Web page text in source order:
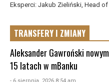
Eksperci: Jakub Zieliński, Head of
TRANSFERY I ZMIANY
Aleksander Gawroński
15 latach w mBanku
- 6 sierpnia, 2026 8:54 am